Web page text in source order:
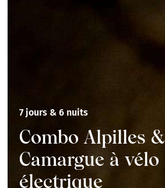
7 jours & 6 nuits
Combo Alpilles &
Camargue à vélo
électrique